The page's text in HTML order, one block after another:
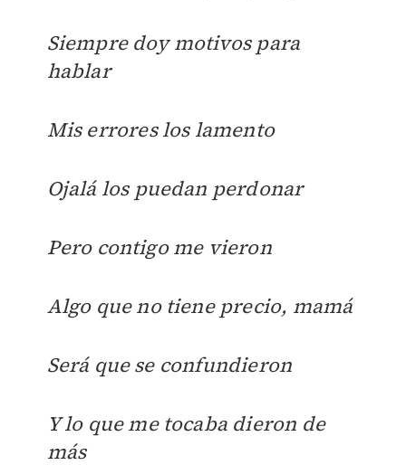
Siempre doy motivos para
hablar
Mis errores los lamento
Ojalá los puedan perdonar
Pero contigo me vieron
Algo que no tiene precio, mamá
Será que se confundieron
Y lo que me tocaba dieron de
más